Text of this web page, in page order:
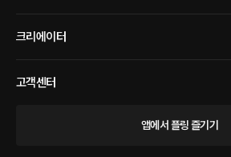
크리에이터
고객센터
앱에서 플링 즐기기